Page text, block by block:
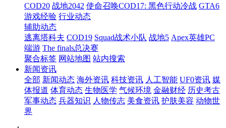
COD20 战地2042 使命召唤COD17: 黑色行动冷战 GTA6
游戏经验 行业动态
辅助动态
逃离塔科夫 COD19 Squad战术小队 战地5 Apex英雄PC
端游 The finals总决赛
聚合标签 网站地图 站内搜索
新闻资讯
全部 新闻动态 海外资讯 科技资讯 人工智能 UF0资讯 媒
体报道 体育动态 生物医学 气候环境 金融财经 历史考古
军事动态 兵器知识 人物传志 美食资讯 护肤美容 动物世
界